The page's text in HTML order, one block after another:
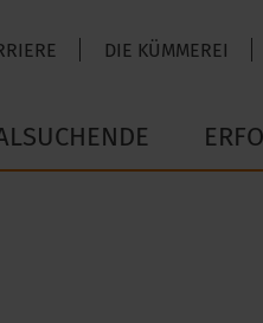
DIE KÜMMEREI